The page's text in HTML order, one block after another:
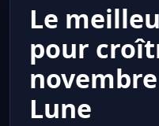
Le
pour
Lune